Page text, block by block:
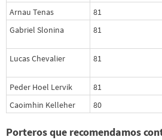
Arnau Tenas 81
Gabriel Slonina
81
Lucas Chevalier 81
Peder Hoel Lervik 81
Caoimhin Kelleher
80
Porteros que recomendamos